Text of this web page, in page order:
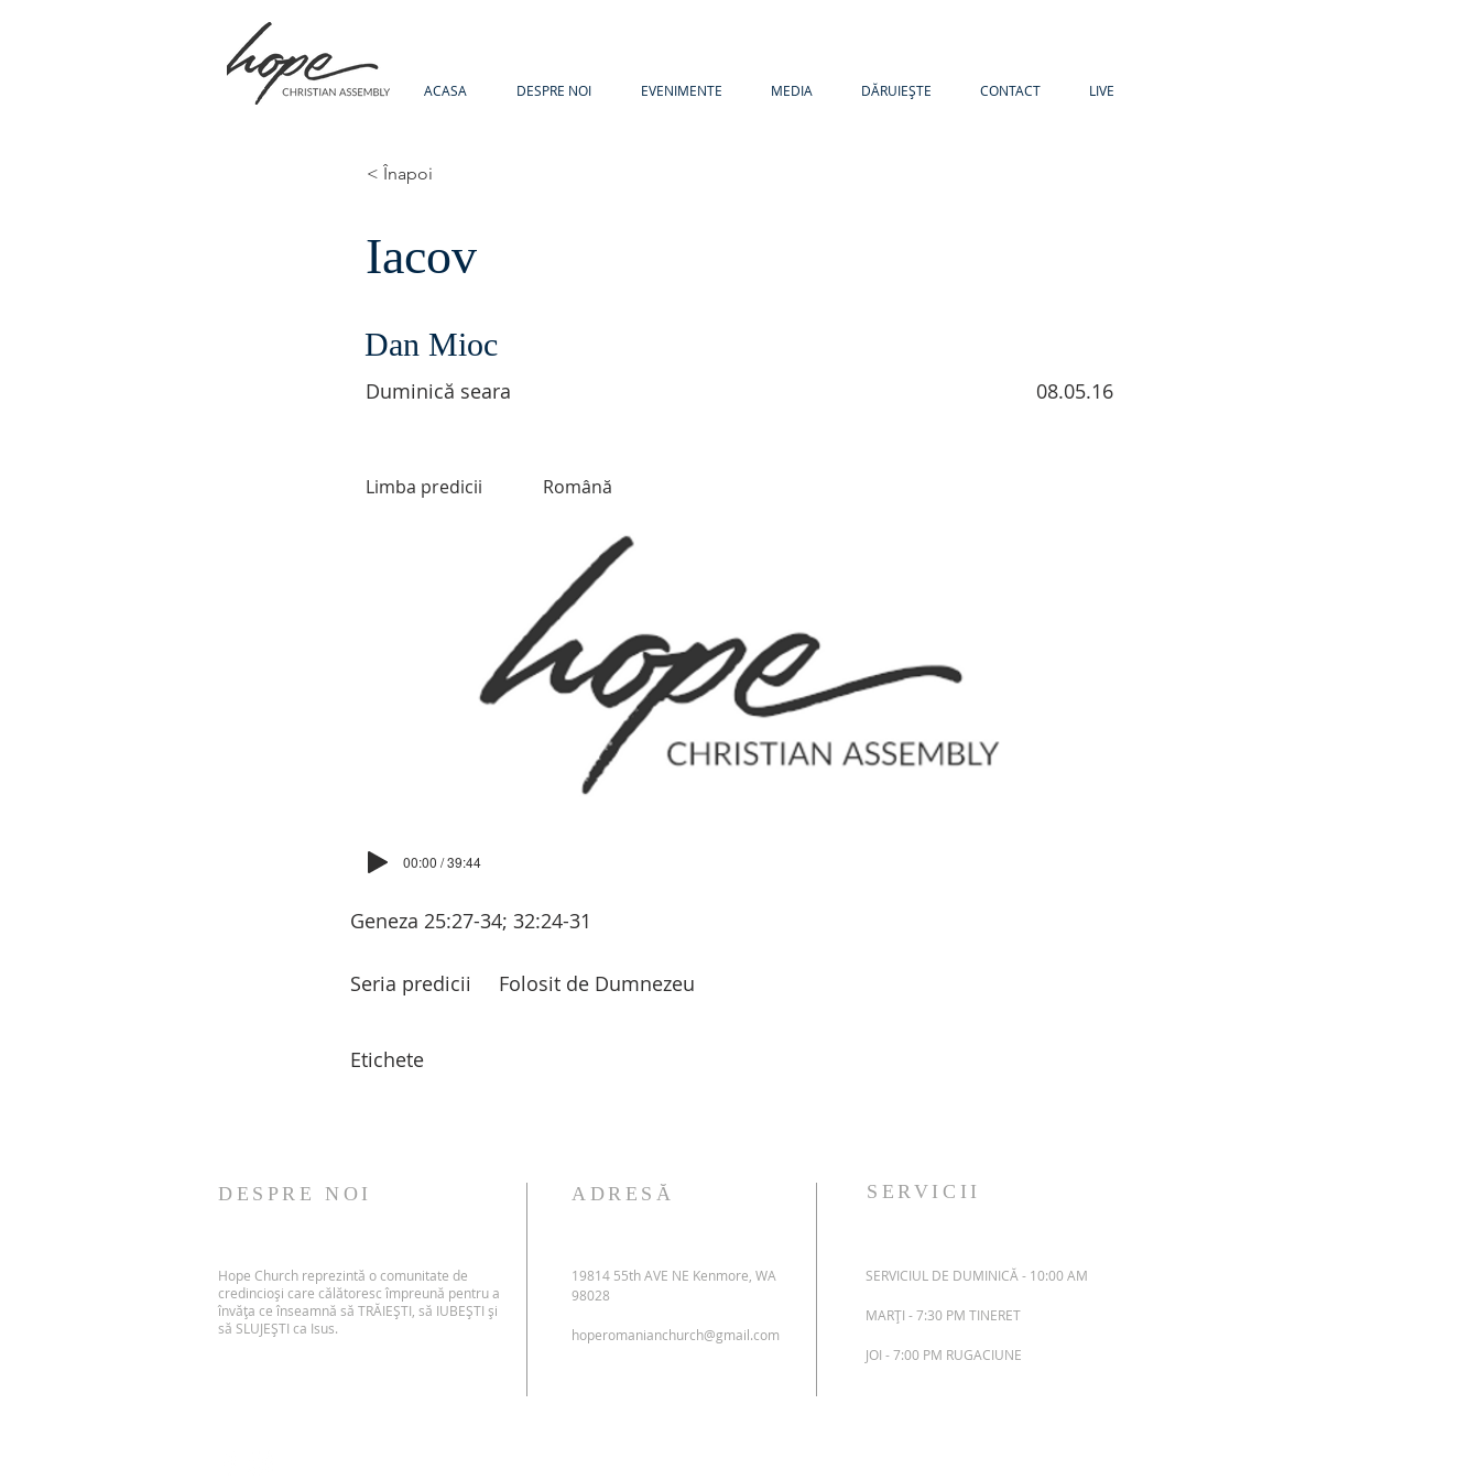
ACASA DESPRE NOI EVENIMENTE MEDIA DĂRUIEȘTE CONTACT LIVE
< Înapoi
Iacov
Dan Mioc
Duminică seara 08.05.16
Limba predicii Română
00:00 / 39:44
Geneza 25:27-34; 32:24-31
Folosit de Dumnezeu
Seria predicii
Etichete
DESPRE NOI
Hope Church reprezintă o comunitate de
credincioși care călătoresc împreună pentru a
învăța ce înseamnă să TRĂIEȘTI, să IUBEȘTI și
să SLUJEȘTI ca Isus.
ADRESĂ
19814 55th AVE NE Kenmore, WA
98028
hoperomanianchurch@gmail.com
SERVICII
SERVICIUL DE DUMINICĂ - 10:00 AM
MARȚI - 7:30 PM TINERET
JOI - 7:00 PM RUGACIUNE